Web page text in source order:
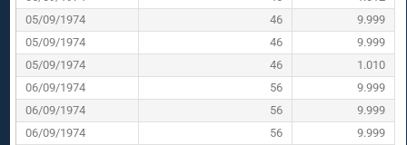
05/09/1974
46
9.999
05/09/1974
46
9.999
05/09/1974
46
1.010
06/09/1974
56
9.999
06/09/1974
56
9.999
06/09/1974
56
9.999